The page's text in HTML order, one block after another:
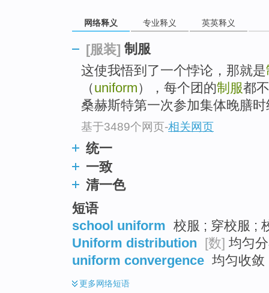
网络释义 专业释义 英英释义
[服装] 制服
这使我悟到了一个悖论，那就是
（uniform），每个团的制服都
桑赫斯特第一次参加集体晚膳
基于3489个网页-相关网页
统一
一致
清一色
短语
school uniform 校服 ; 穿校服 ;
Uniform distribution [数] 均匀
uniform convergence 均匀收敛
更多网络短语